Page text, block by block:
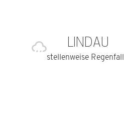
LINDAU
stellenweise Regenfall